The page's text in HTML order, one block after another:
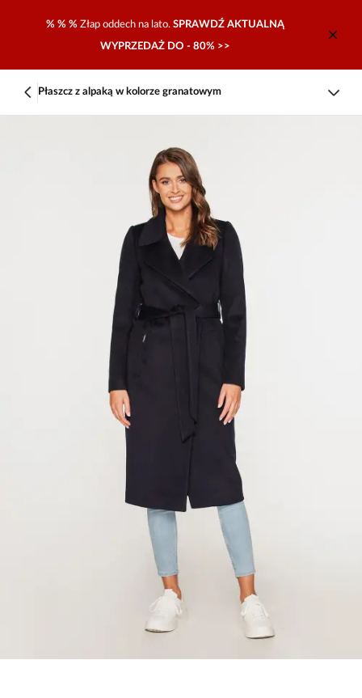
% % % Złap oddech na lato. SPRAWDŹ AKTUALNĄ
WYPRZEDAŻ DO - 80% >>
Płaszcz z alpaką w kolorze granatowym